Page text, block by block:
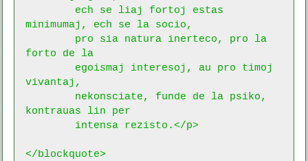
minimumaj, ech se la socio,
forto de la
vivantaj,
kontrauas lin per
</blockquote>